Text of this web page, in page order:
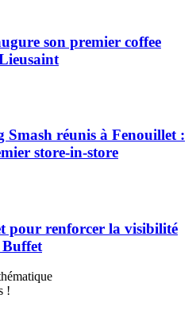
son premier coffee
Smash réunis à Fenouillet :
store-in-store
pour renforcer la visibilité
!